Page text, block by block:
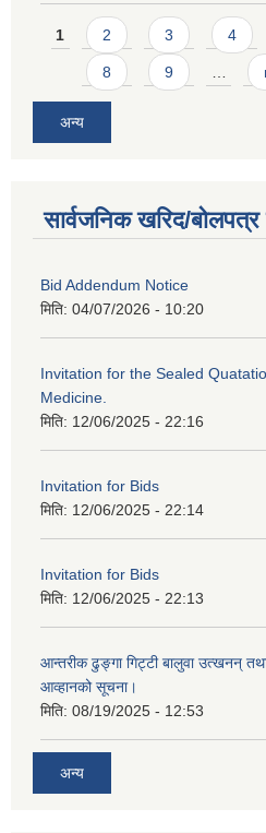
Pages
1 2 3 4
8 9
अन्य
सार्वजनिक खरिद/
Bid Addendum Notice
मिति: 04/07/2026 - 10:20
Invitation for the Sealed
Medicine.
मिति: 12/06/2025 - 22:16
Invitation for Bids
मिति: 12/06/2025 - 22:14
Invitation for Bids
मिति: 12/06/2025 - 22:13
आन्तरीक ढुङ्गा गिट्टी बालुवा उत्खनन् तथा
आव्हानको सूचना।
मिति: 08/19/2025 - 12:53
अन्य